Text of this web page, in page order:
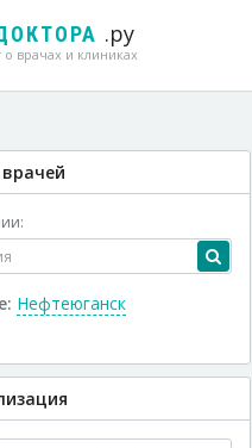
.ру
о врачах и клиниках
Нефтеюганск